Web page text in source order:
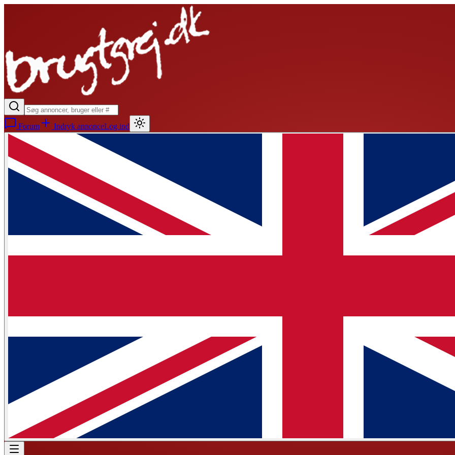
Forum Indryk annonceLog ind